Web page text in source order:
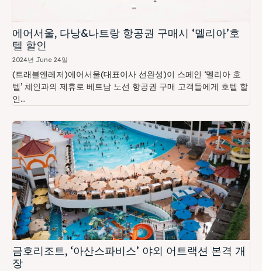
에어서울, 다낭&나트랑 항공권 구매시 ‘멜리아’호
텔 할인
2024년 June 24일
(트래블앤레저)에어서울(대표이사 선완성)이 스페인 ‘멜리아 호
텔’ 체인과의 제휴로 베트남 노선 항공권 구매 고객들에게 호텔 할
인...
금호리조트, ‘아산스파비스’ 야외 어트랙션 본격 개
장